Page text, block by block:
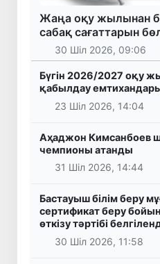
Жаңа оқу жылынан
сабақ сағаттарын
30 Шіл 2026, 09:06
Бүгін 2026/2027 оқу
қабылдау
23 Шіл 2026, 14:04
Аҳаджон Кимсанбоев
чемпионы атанды
31 Шіл 2026, 14:44
Бастауыш білім беру
сертификат беру
өткізу тәртібі
30 Шіл 2026, 11:58